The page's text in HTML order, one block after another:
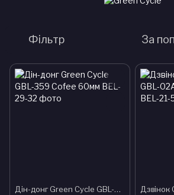
Фільтр За
Дін-донг Green Cycle GBL-359 Cofee 60мм